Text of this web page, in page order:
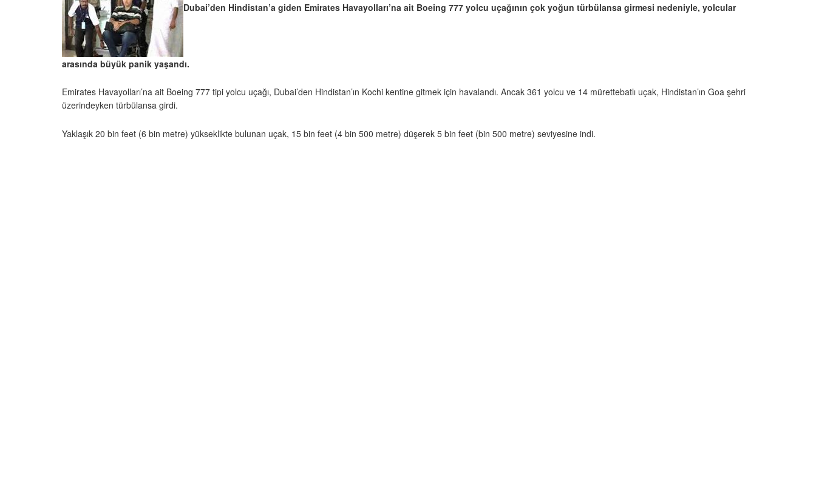
Dubai’den Hindistan’a giden Emirates Havayolları’na ait Boeing 777 yolcu uçağının çok yoğun türbülansa girmesi nedeniyle, yolcular
arasında büyük panik yaşandı.
Emirates Havayolları’na ait Boeing 777 tipi yolcu uçağı, Dubai’den Hindistan’ın Kochi kentine gitmek için havalandı. Ancak 361 yolcu ve 14 mürettebatlı uçak, Hindistan’ın Goa şehri
üzerindeyken türbülansa girdi.
Yaklaşık 20 bin feet (6 bin metre) yükseklikte bulunan uçak, 15 bin feet (4 bin 500 metre) düşerek 5 bin feet (bin 500 metre) seviyesine indi.